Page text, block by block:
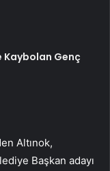
Kaybolan Genç
Altınok,
Başkan adayı